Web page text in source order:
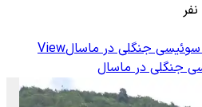
نفر
سوئیسی جنگلی در ماسالView
جنگلی در ماسال